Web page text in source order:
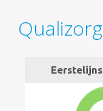
Qualizorg